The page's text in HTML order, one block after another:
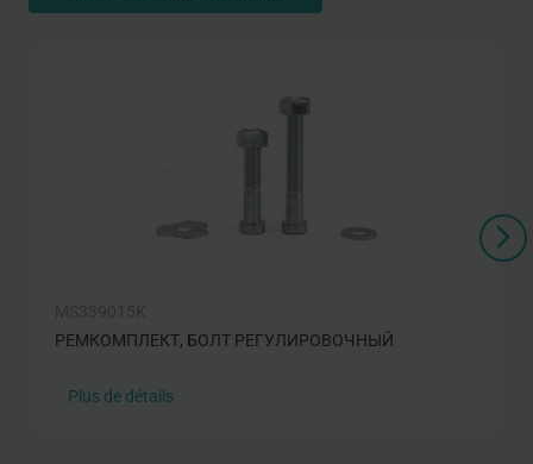
РЕМКОМПЛЕКТ, БОЛТ РЕГУЛИРОВОЧНЫЙ
Plus de détails